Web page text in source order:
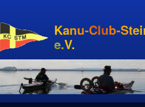
Kanu-Club-
e.V.